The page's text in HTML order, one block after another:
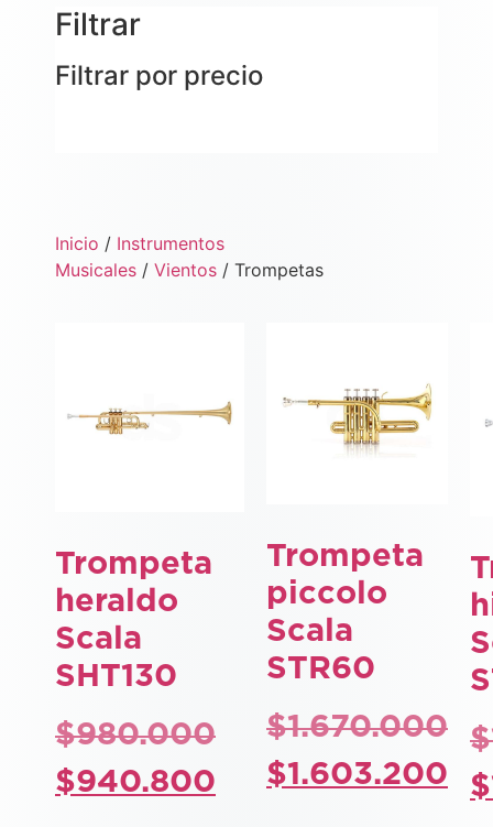
Filtrar
Filtrar por precio
Inicio / Instrumentos
Musicales / Vientos / Trompetas
Trompeta
heraldo
Scala
SHT130
$980.000
$940.800
Trompeta
piccolo
Scala
STR60
$1.670.000
$1.603.200
$
$